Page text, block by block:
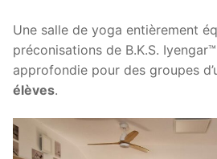
Une salle de yoga entièrement
préconisations de B.K.S.
approfondie pour des groupes
élèves.